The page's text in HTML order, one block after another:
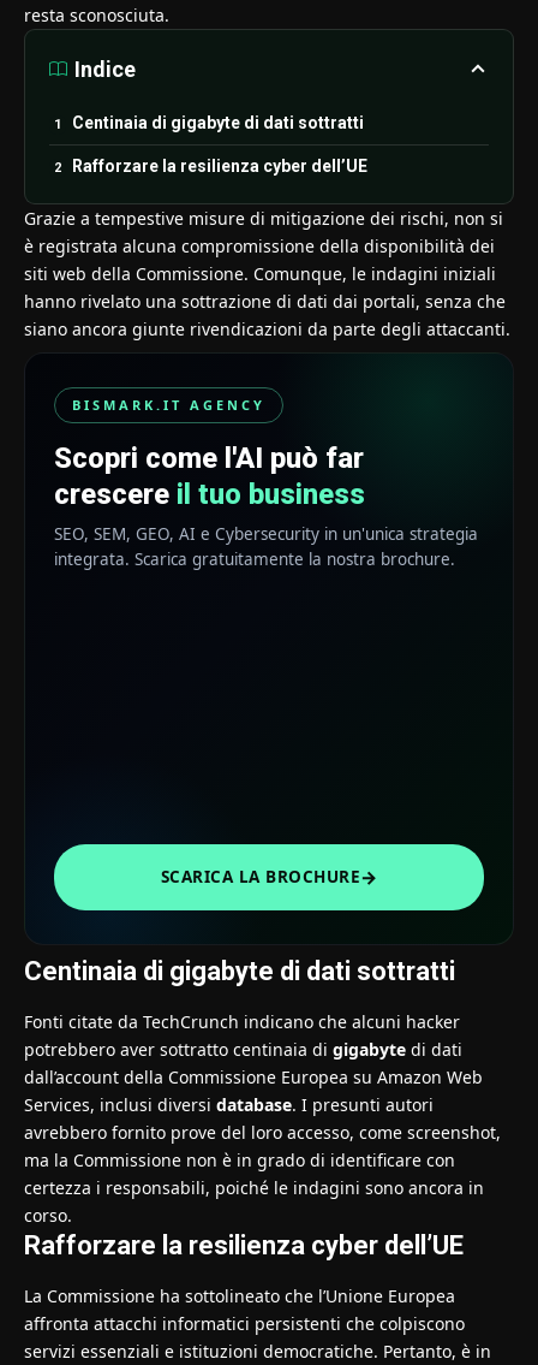
resta sconosciuta.
Indice
Centinaia di gigabyte di dati sottratti
Rafforzare la resilienza cyber dell’UE
Grazie a tempestive misure di mitigazione dei rischi, non si
è registrata alcuna compromissione della disponibilità dei
siti web della Commissione. Comunque, le indagini iniziali
hanno rivelato una sottrazione di dati dai portali, senza che
siano ancora giunte rivendicazioni da parte degli attaccanti.
BISMARK.IT AGENCY
Scopri come l'AI può far
crescere il tuo business
SEO, SEM, GEO, AI e Cybersecurity in un'unica strategia
integrata. Scarica gratuitamente la nostra brochure.
SCARICA LA BROCHURE→
Centinaia di gigabyte di dati sottratti
Fonti citate da TechCrunch indicano che alcuni hacker
potrebbero aver sottratto centinaia di gigabyte di dati
dall’account della Commissione Europea su Amazon Web
Services, inclusi diversi database. I presunti autori
avrebbero fornito prove del loro accesso, come screenshot,
ma la Commissione non è in grado di identificare con
certezza i responsabili, poiché le indagini sono ancora in
corso.
Rafforzare la resilienza cyber dell’UE
La Commissione ha sottolineato che l’Unione Europea
affronta attacchi informatici persistenti che colpiscono
servizi essenziali e istituzioni democratiche. Pertanto, è in